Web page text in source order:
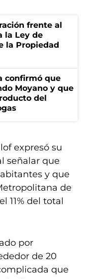
frente al
la Ley de
la Propiedad
confirmó que
Moyano y que
del
expresó su
señalar que
y que
de
11% del total
por
de 20
que